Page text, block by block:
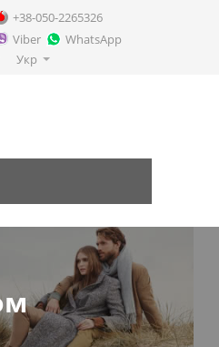
+38-050-2265326
Viber
WhatsApp
Укр